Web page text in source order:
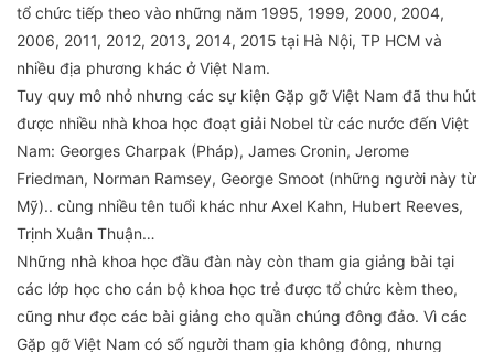
tổ chức tiếp theo vào những năm 1995, 1999, 2000, 2004,
2006, 2011, 2012, 2013, 2014, 2015 tại Hà Nội, TP HCM và
nhiều địa phương khác ở Việt Nam.
Tuy quy mô nhỏ nhưng các sự kiện Gặp gỡ Việt Nam đã thu hút
được nhiều nhà khoa học đoạt giải Nobel từ các nước đến Việt
Nam: Georges Charpak (Pháp), James Cronin, Jerome
Friedman, Norman Ramsey, George Smoot (những người này từ
Mỹ).. cùng nhiều tên tuổi khác như Axel Kahn, Hubert Reeves,
Trịnh Xuân Thuận…
Những nhà khoa học đầu đàn này còn tham gia giảng bài tại
các lớp học cho cán bộ khoa học trẻ được tổ chức kèm theo,
cũng như đọc các bài giảng cho quần chúng đông đảo. Vì các
Gặp gỡ Việt Nam có số người tham gia không đông, nhưng